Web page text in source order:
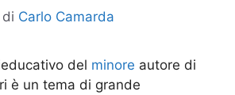
di Carlo Camarda
del minore autore di
è un tema di grande